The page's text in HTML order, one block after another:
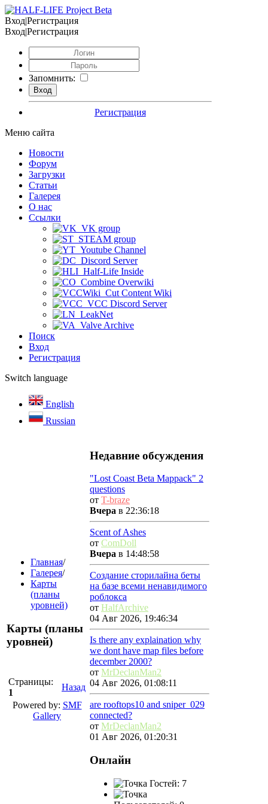
Вход|Регистрация
Вход|Регистрация
Запомнить:
Регистрация
Меню сайта
Новости
Форум
Загрузки
Статьи
Галерея
О нас
Ссылки
VK group
STEAM group
Youtube Channel
Discord Server
Half-Life Inside
Combine Overwiki
Cut Content Wiki
VCC Discord Server
LeakNet
Valve Archive
Поиск
Вход
Регистрация
Switch language
English
Russian
Главная/
Галерея/
Карты
(планы
уровней)
Карты (планы
уровней)
Страницы:
1
Назад
Powered by: SMF
Gallery
Недавние обсуждения
"Lost Coast Beta Mappack" 2
questions
от T-braze
Вчера в 22:36:18
Scent of Ashes
от ComDoll
Вчера в 14:48:58
Создание сторилайна беты
на базе всеми ненавидимого
роблокса
от HalfArchive
04 Авг 2026, 19:46:34
Is there any explaination why
we dont have map files before
december 2000?
от MrDeclanMan2
04 Авг 2026, 01:08:11
are rooftops10 and sniper_029
connected?
от MrDeclanMan2
01 Авг 2026, 01:20:31
Онлайн
Гостей: 7